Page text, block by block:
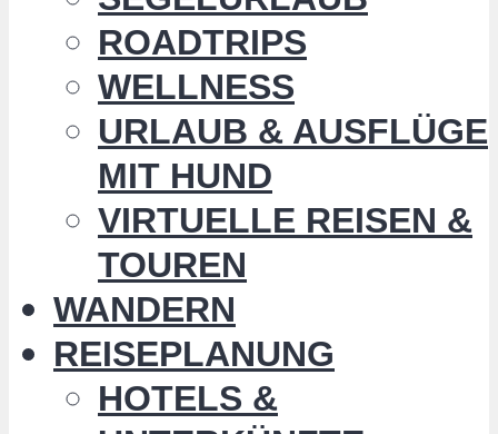
ROADTRIPS
WELLNESS
URLAUB & AUSFLÜGE
MIT HUND
VIRTUELLE REISEN &
TOUREN
WANDERN
REISEPLANUNG
HOTELS &